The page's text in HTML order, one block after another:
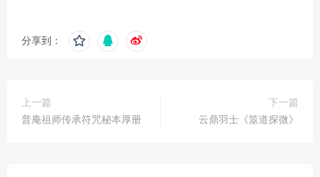
分享到：
上一篇
普庵祖师传承符咒秘本厚册
下一篇
云鼎羽士《筮道探微》